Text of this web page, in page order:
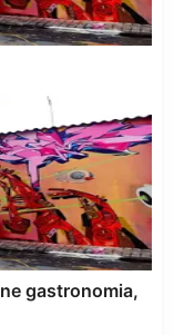
gastronomia,